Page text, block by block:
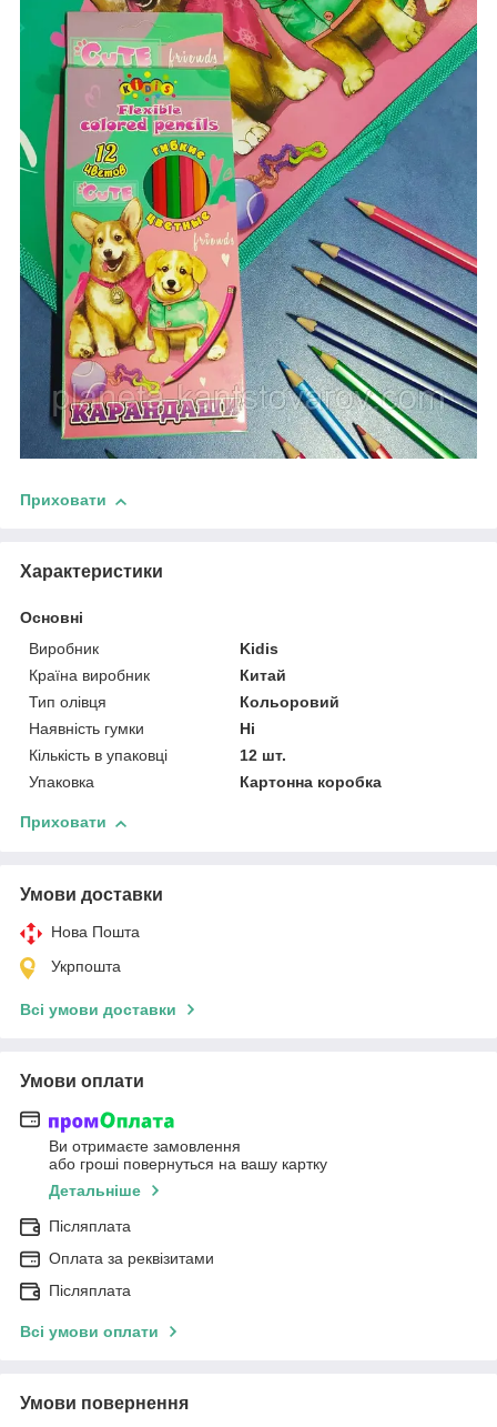
Приховати
Характеристики
Основні
Виробник
Kidis
Країна виробник
Китай
Тип олівця
Кольоровий
Наявність гумки
Ні
Кількість в упаковці
12 шт.
Упаковка
Картонна коробка
Приховати
Умови доставки
Нова Пошта
Укрпошта
Всі умови доставки
Умови оплати
Ви отримаєте замовлення
або гроші повернуться на вашу картку
Детальніше
Післяплата
Оплата за реквізитами
Післяплата
Всі умови оплати
Умови повернення